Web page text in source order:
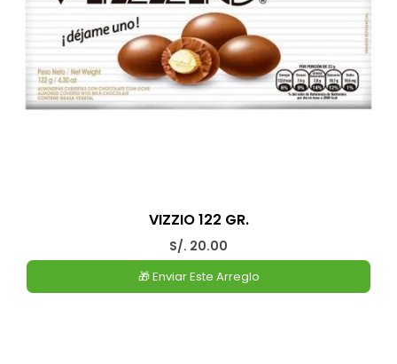
VIZZIO 122 GR.
S/. 20.00
🎁 Enviar Este Arreglo